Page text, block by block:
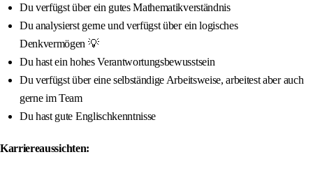
Du verfügst über ein gutes Mathematikverständnis
Du analysierst gerne und verfügst über ein logisches
Denkvermögen 💡
Du hast ein hohes Verantwortungsbewusstsein
Du verfügst über eine selbständige Arbeitsweise, arbeitest aber auch
gerne im Team
Du hast gute Englischkenntnisse
Karriereaussichten: